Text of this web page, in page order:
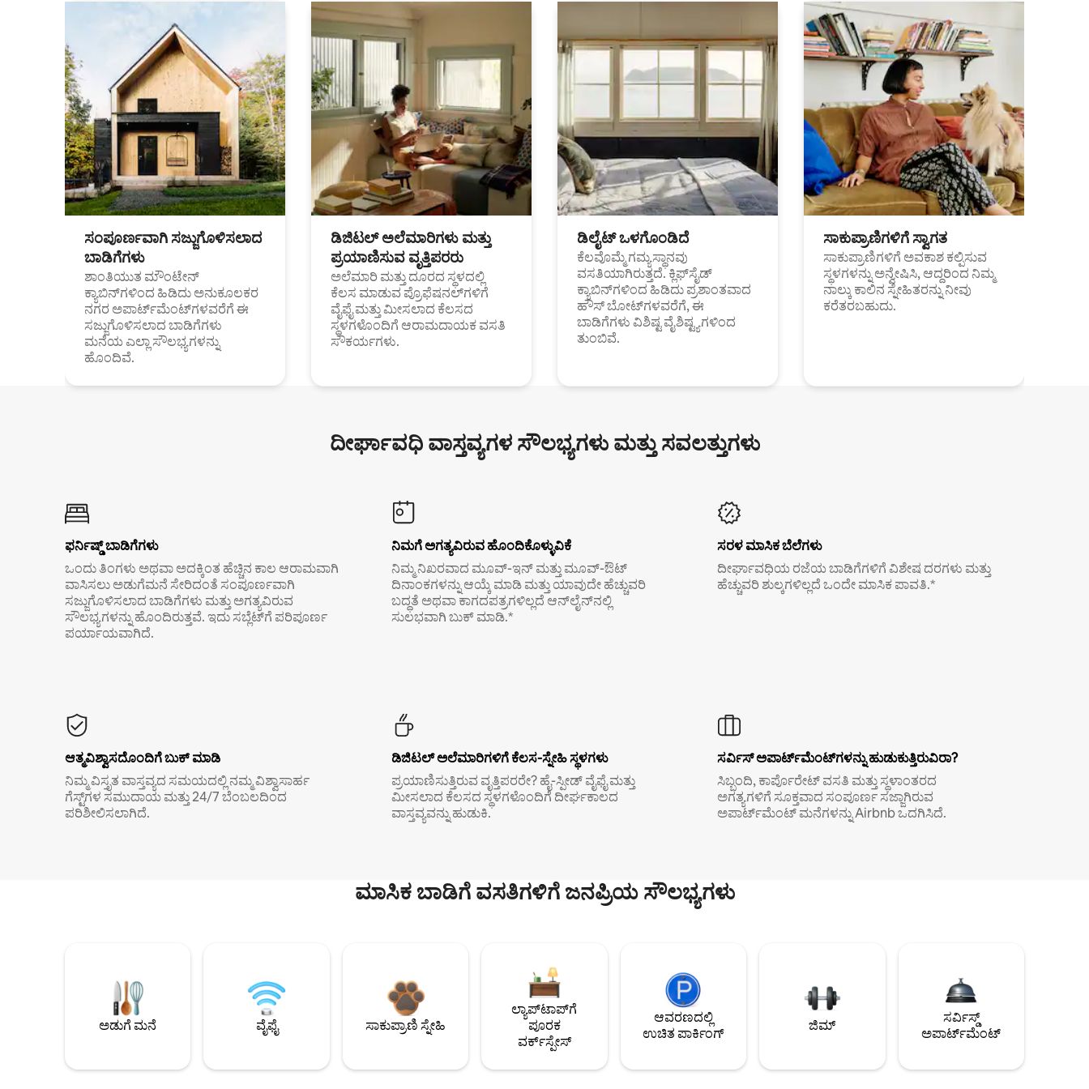
ಸಂಪೂರ್ಣವಾಗಿ ಸಜ್ಜುಗೊಳಿಸಲಾದ
ಬಾಡಿಗೆಗಳು
ಶಾಂತಿಯುತ ಮೌಂಟೇನ್
ಕ್ಯಾಬಿನ್‌ಗಳಿಂದ ಹಿಡಿದು ಅನುಕೂಲಕರ
ನಗರ ಅಪಾರ್ಟ್‌ಮೆಂಟ್‌ಗಳವರೆಗೆ ಈ
ಸಜ್ಜುಗೊಳಿಸಲಾದ ಬಾಡಿಗೆಗಳು
ಮನೆಯ ಎಲ್ಲಾ ಸೌಲಭ್ಯಗಳನ್ನು
ಹೊಂದಿವೆ.
ಡಿಜಿಟಲ್ ಅಲೆಮಾರಿಗಳು ಮತ್ತು
ಪ್ರಯಾಣಿಸುವ ವೃತ್ತಿಪರರು
ಅಲೆಮಾರಿ ಮತ್ತು ದೂರದ ಸ್ಥಳದಲ್ಲಿ
ಕೆಲಸ ಮಾಡುವ ಪ್ರೊಫೆಷನಲ್‌ಗಳಿಗೆ
ವೈಫೈ ಮತ್ತು ಮೀಸಲಾದ ಕೆಲಸದ
ಸ್ಥಳಗಳೊಂದಿಗೆ ಆರಾಮದಾಯಕ ವಸತಿ
ಸೌಕರ್ಯಗಳು.
ಡಿಲೈಟ್ ಒಳಗೊಂಡಿದೆ
ಕೆಲವೊಮ್ಮೆ ಗಮ್ಯಸ್ಥಾನವು
ವಸತಿಯಾಗಿರುತ್ತದೆ. ಕ್ಲಿಫ್‌ಸೈಡ್
ಕ್ಯಾಬಿನ್‌ಗಳಿಂದ ಹಿಡಿದು ಪ್ರಶಾಂತವಾದ
ಹೌಸ್ ಬೋಟ್‌ಗಳವರೆಗೆ, ಈ
ಬಾಡಿಗೆಗಳು ವಿಶಿಷ್ಟ ವೈಶಿಷ್ಟ್ಯಗಳಿಂದ
ತುಂಬಿವೆ.
ಸಾಕುಪ್ರಾಣಿಗಳಿಗೆ ಸ್ವಾಗತ
ಸಾಕುಪ್ರಾಣಿಗಳಿಗೆ ಅವಕಾಶ ಕಲ್ಪಿಸುವ
ಸ್ಥಳಗಳನ್ನು ಅನ್ವೇಷಿಸಿ, ಆದ್ದರಿಂದ ನಿಮ್ಮ
ನಾಲ್ಕು ಕಾಲಿನ ಸ್ನೇಹಿತರನ್ನು ನೀವು
ಕರೆತರಬಹುದು.
ದೀರ್ಘಾವಧಿ ವಾಸ್ತವ್ಯಗಳ ಸೌಲಭ್ಯಗಳು ಮತ್ತು ಸವಲತ್ತುಗಳು
ಫರ್ನಿಷ್ಡ್ ಬಾಡಿಗೆಗಳು
ಒಂದು ತಿಂಗಳು ಅಥವಾ ಅದಕ್ಕಿಂತ ಹೆಚ್ಚಿನ ಕಾಲ ಆರಾಮವಾಗಿ
ವಾಸಿಸಲು ಅಡುಗೆಮನೆ ಸೇರಿದಂತೆ ಸಂಪೂರ್ಣವಾಗಿ
ಸಜ್ಜುಗೊಳಿಸಲಾದ ಬಾಡಿಗೆಗಳು ಮತ್ತು ಅಗತ್ಯವಿರುವ
ಸೌಲಭ್ಯಗಳನ್ನು ಹೊಂದಿರುತ್ತವೆ. ಇದು ಸಬ್ಲೆಟ್‌ಗೆ ಪರಿಪೂರ್ಣ
ಪರ್ಯಾಯವಾಗಿದೆ.
ನಿಮಗೆ ಅಗತ್ಯವಿರುವ ಹೊಂದಿಕೊಳ್ಳುವಿಕೆ
ನಿಮ್ಮ ನಿಖರವಾದ ಮೂವ್-ಇನ್ ಮತ್ತು ಮೂವ್-ಔಟ್
ದಿನಾಂಕಗಳನ್ನು ಆಯ್ಕೆ ಮಾಡಿ ಮತ್ತು ಯಾವುದೇ ಹೆಚ್ಚುವರಿ
ಬದ್ಧತೆ ಅಥವಾ ಕಾಗದಪತ್ರಗಳಿಲ್ಲದೆ ಆನ್‌ಲೈನ್‌ನಲ್ಲಿ
ಸುಲಭವಾಗಿ ಬುಕ್ ಮಾಡಿ.*
ಸರಳ ಮಾಸಿಕ ಬೆಲೆಗಳು
ದೀರ್ಘಾವಧಿಯ ರಜೆಯ ಬಾಡಿಗೆಗಳಿಗೆ ವಿಶೇಷ ದರಗಳು ಮತ್ತು
ಹೆಚ್ಚುವರಿ ಶುಲ್ಕಗಳಿಲ್ಲದೆ ಒಂದೇ ಮಾಸಿಕ ಪಾವತಿ.*
ಆತ್ಮವಿಶ್ವಾಸದೊಂದಿಗೆ ಬುಕ್ ಮಾಡಿ
ನಿಮ್ಮ ವಿಸ್ತೃತ ವಾಸ್ತವ್ಯದ ಸಮಯದಲ್ಲಿ ನಮ್ಮ ವಿಶ್ವಾಸಾರ್ಹ
ಗೆಸ್ಟ್‌ಗಳ ಸಮುದಾಯ ಮತ್ತು 24/7 ಬೆಂಬಲದಿಂದ
ಪರಿಶೀಲಿಸಲಾಗಿದೆ.
ಡಿಜಿಟಲ್ ಅಲೆಮಾರಿಗಳಿಗೆ ಕೆಲಸ-ಸ್ನೇಹಿ ಸ್ಥಳಗಳು
ಪ್ರಯಾಣಿಸುತ್ತಿರುವ ವೃತ್ತಿಪರರೇ? ಹೈ-ಸ್ಪೀಡ್ ವೈಫೈ ಮತ್ತು
ಮೀಸಲಾದ ಕೆಲಸದ ಸ್ಥಳಗಳೊಂದಿಗೆ ದೀರ್ಘಕಾಲದ
ವಾಸ್ತವ್ಯವನ್ನು ಹುಡುಕಿ.
ಸರ್ವಿಸ್ ಅಪಾರ್ಟ್‌ಮೆಂಟ್‌ಗಳನ್ನು ಹುಡುಕುತ್ತಿರುವಿರಾ?
ಸಿಬ್ಬಂದಿ, ಕಾರ್ಪೊರೇಟ್ ವಸತಿ ಮತ್ತು ಸ್ಥಳಾಂತರದ
ಅಗತ್ಯಗಳಿಗೆ ಸೂಕ್ತವಾದ ಸಂಪೂರ್ಣ ಸಜ್ಜಾಗಿರುವ
ಅಪಾರ್ಟ್‌ಮೆಂಟ್ ಮನೆಗಳನ್ನು Airbnb ಒದಗಿಸಿದೆ.
ಮಾಸಿಕ ಬಾಡಿಗೆ ವಸತಿಗಳಿಗೆ ಜನಪ್ರಿಯ ಸೌಲಭ್ಯಗಳು
ಅಡುಗೆ ಮನೆ ವೈಫೈ ಸಾಕುಪ್ರಾಣಿ ಸ್ನೇಹಿ
ಲ್ಯಾಪ್‌ಟಾಪ್‌ಗೆ
ಪೂರಕ
ವರ್ಕ್‌ಸ್ಪೇಸ್
ಆವರಣದಲ್ಲಿ
ಉಚಿತ ಪಾರ್ಕಿಂಗ್
ಜಿಮ್
ಸರ್ವಿಸ್ಡ್
ಅಪಾರ್ಟ್‌ಮೆಂಟ್